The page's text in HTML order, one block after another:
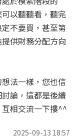
以聽聽看，聽完
不要買，甚至第
供財務分配方向
法一樣，您也信
論，這都是後續
相交流一下摟^^
2025-09-13 18:57